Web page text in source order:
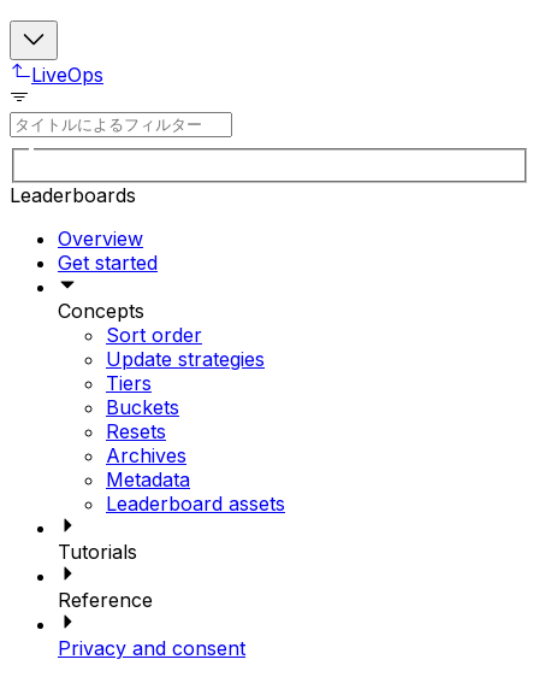
LiveOps
Leaderboards
Overview
Get started
Concepts
Sort order
Update strategies
Tiers
Buckets
Resets
Archives
Metadata
Leaderboard assets
Tutorials
Reference
Privacy and consent